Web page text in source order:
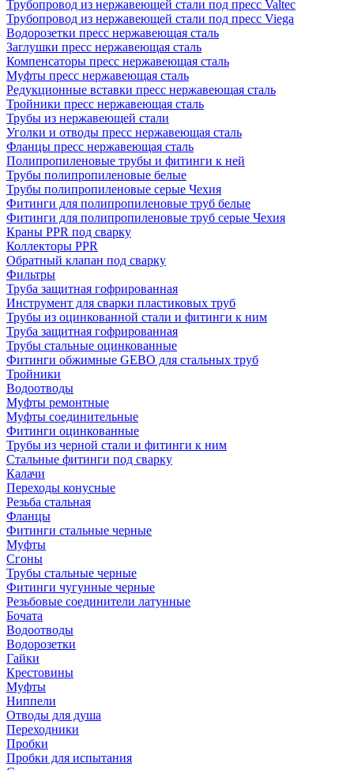
Трубопровод из нержавеющей стали под пресс Valtec
Трубопровод из нержавеющей стали под пресс Viega
Водорозетки пресс нержавеющая сталь
Заглушки пресс нержавеющая сталь
Компенсаторы пресс нержавеющая сталь
Муфты пресс нержавеющая сталь
Редукционные вставки пресс нержавеющая сталь
Тройники пресс нержавеющая сталь
Трубы из нержавеющей стали
Уголки и отводы пресс нержавеющая сталь
Фланцы пресс нержавеющая сталь
Полипропиленовые трубы и фитинги к ней
Трубы полипропиленовые белые
Трубы полипропиленовые серые Чехия
Фитинги для полипропиленовые труб белые
Фитинги для полипропиленовые труб серые Чехия
Краны PPR под сварку
Коллекторы PPR
Обратный клапан под сварку
Фильтры
Труба защитная гофрированная
Инструмент для сварки пластиковых труб
Трубы из оцинкованной стали и фитинги к ним
Труба защитная гофрированная
Трубы стальные оцинкованные
Фитинги обжимные GEBO для стальных труб
Тройники
Водоотводы
Муфты ремонтные
Муфты соединительные
Фитинги оцинкованные
Трубы из черной стали и фитинги к ним
Стальные фитинги под сварку
Калачи
Переходы конусные
Резьба стальная
Фланцы
Фитинги стальные черные
Муфты
Сгоны
Трубы стальные черные
Фитинги чугунные черные
Резьбовые соединители латунные
Бочата
Водоотводы
Водорозетки
Гайки
Крестовины
Муфты
Ниппели
Отводы для душа
Переходники
Пробки
Пробки для испытания